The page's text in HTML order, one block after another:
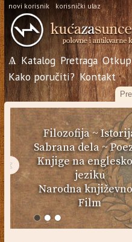
novi korisnik korisnički ulaz
Ѧ Katalog Pretraga
Kako poručiti? Kontakt
Filozofija~
Sabrana dela~
Knjige na
jeziku
Narodna
Film
‹